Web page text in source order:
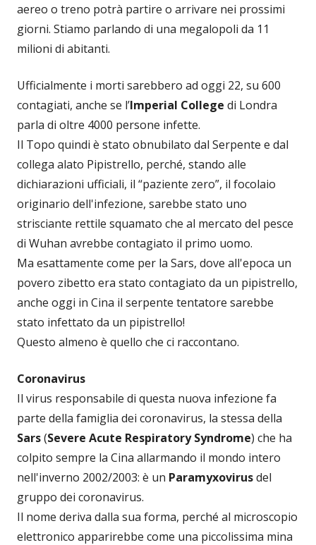
aereo o treno potrà partire o arrivare nei prossimi
giorni. Stiamo parlando di una megalopoli da 11
milioni di abitanti.
Ufficialmente i morti sarebbero ad oggi 22, su 600
contagiati, anche se l’Imperial College di Londra
parla di oltre 4000 persone infette.
Il Topo quindi è stato obnubilato dal Serpente e dal
collega alato Pipistrello, perché, stando alle
dichiarazioni ufficiali, il “paziente zero”, il focolaio
originario dell'infezione, sarebbe stato uno
strisciante rettile squamato che al mercato del pesce
di Wuhan avrebbe contagiato il primo uomo.
Ma esattamente come per la Sars, dove all'epoca un
povero zibetto era stato contagiato da un pipistrello,
anche oggi in Cina il serpente tentatore sarebbe
stato infettato da un pipistrello!
Questo almeno è quello che ci raccontano.
Coronavirus
Il virus responsabile di questa nuova infezione fa
parte della famiglia dei coronavirus, la stessa della
Sars(Severe Acute Respiratory Syndrome) che ha
colpito sempre la Cina allarmando il mondo intero
nell'inverno 2002/2003: è un Paramyxovirusdel
gruppo dei coronavirus.
Il nome deriva dalla sua forma, perché al microscopio
elettronico apparirebbe come una piccolissima mina